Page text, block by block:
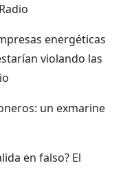
energéticas
violando las
un exmarine
en falso? El